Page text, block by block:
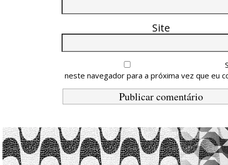
Site
neste navegador para a próxima vez que eu